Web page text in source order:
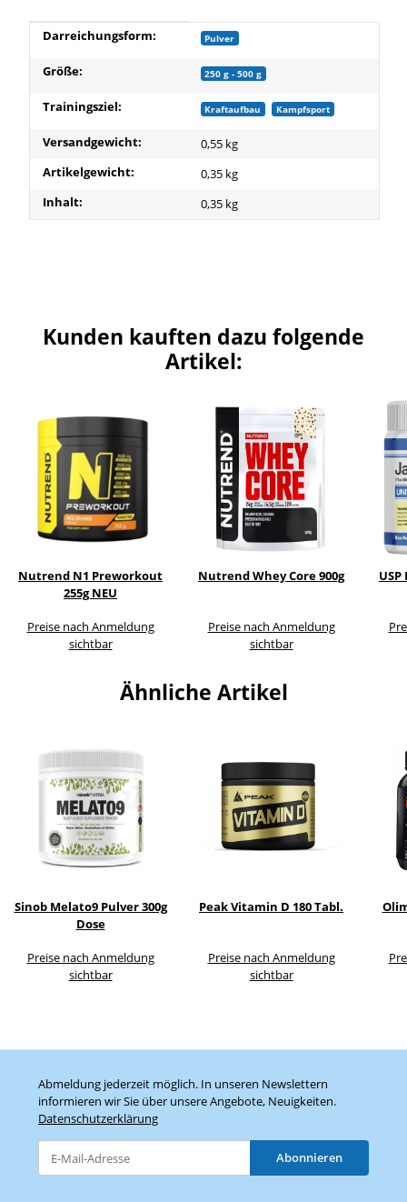
Produkteigenschaft
Wert
Darreichungsform: Pulver
Größe: 250 g - 500 g
Trainingsziel: Kraftaufbau Kampfsport
Versandgewicht:
0,55 kg
Artikelgewicht:
0,35 kg
Inhalt:
0,35 kg
Kunden kauften dazu folgende
Artikel:
Nutrend N1 Preworkout
255g NEU
Preise nach Anmeldung
sichtbar
Nutrend Whey Core 900g
Preise nach Anmeldung
sichtbar
USP
Ähnliche Artikel
Sinob Melato9 Pulver 300g
Dose
Preise nach Anmeldung
sichtbar
Peak Vitamin D 180 Tabl.
Preise nach Anmeldung
sichtbar
Abmeldung jederzeit möglich. In unseren Newslettern
informieren wir Sie über unsere Angebote, Neuigkeiten.
Datenschutzerklärung
Abonnieren